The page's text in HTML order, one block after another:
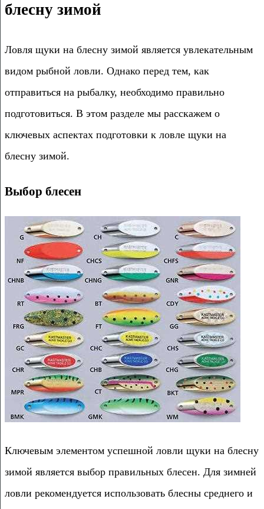
блесну зимой
Ловля щуки на блесну зимой является увлекательным
видом рыбной ловли. Однако перед тем, как
отправиться на рыбалку, необходимо правильно
подготовиться. В этом разделе мы расскажем о
ключевых аспектах подготовки к ловле щуки на
блесну зимой.
Выбор блесен
Ключевым элементом успешной ловли щуки на блесну
зимой является выбор правильных блесен. Для зимней
ловли рекомендуется использовать блесны среднего и